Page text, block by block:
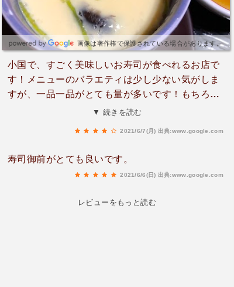
画像は著作権で保護されている場合があります。
小国で、すごく美味しいお寿司が食べれるお店で
す！メニューのバラエティは少し少ない気がしま
すが、一品一品がとても量が多いです！もちろん
美味しいです！そして、大将のこだわりがこもっ
▼ 続きを読む
2021/6/7(月) 出典:www.google.com
寿司御前がとても良いです。
2021/6/6(日) 出典:www.google.com
レビューをもっと読む